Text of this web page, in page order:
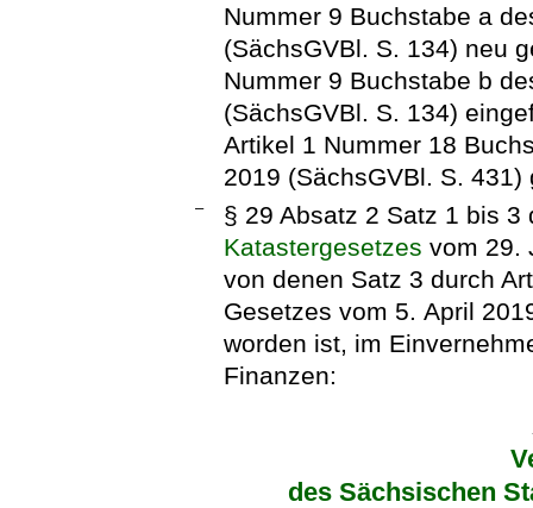
Nummer 9 Buchstabe a
(SächsGVBl. S. 134) neu
Nummer 9 Buchstabe b
(SächsGVBl. S. 134)
Artikel 1 Nummer 18
2019 (SächsGVBl. S.
–
§ 29 Absatz 2 Satz 1 bis
Katastergesetzes vom 29.
von denen Satz 3 durch
Gesetzes vom 5. April
worden ist, im
Finanzen:
des Sächsischen